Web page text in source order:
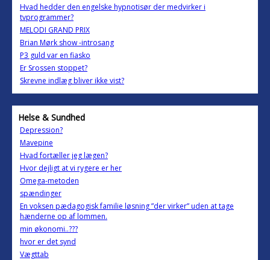
Hvad hedder den engelske hypnotisør der medvirker i
tvprogrammer?
MELODI GRAND PRIX
Brian Mørk show -introsang
P3 guld var en fiasko
Er Srossen stoppet?
Skrevne indlæg bliver ikke vist?
Helse & Sundhed
Depression?
Mavepine
Hvad fortæller jeg lægen?
Hvor dejligt at vi rygere er her
Omega-metoden
spændinger
En voksen pædagogisk familie løsning ”der virker” uden at tage
hænderne op af lommen.
min økonomi..???
hvor er det synd
Vægttab